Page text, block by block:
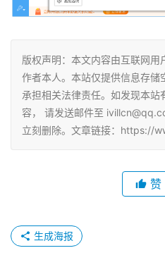
版权声明：本文内容由互联网用
作者本人。本站仅提供信息存储
承担相关法律责任。如发现本
容， 请发送邮件至
立刻删除。文章链接：https://
赞
生成海报